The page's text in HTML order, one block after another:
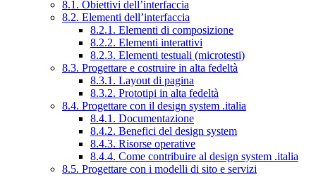
8.1. Obiettivi dell’interfaccia
8.2. Elementi dell’interfaccia
8.2.1. Elementi di composizione
8.2.2. Elementi interattivi
8.2.3. Elementi testuali (microtesti)
8.3. Progettare e costruire in alta fedeltà
8.3.1. Layout di pagina
8.3.2. Prototipi in alta fedeltà
8.4. Progettare con il design system .italia
8.4.1. Documentazione
8.4.2. Benefici del design system
8.4.3. Risorse operative
8.4.4. Come contribuire al design system .italia
8.5. Progettare con i modelli di sito e servizi